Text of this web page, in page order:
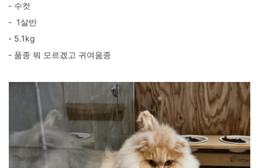
- 수컷
- 1살반
- 5.1kg
- 품종 뭐 모르겠고 귀여움종